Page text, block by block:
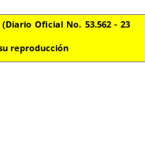
Oficial No. 53.562 - 23
reproducción